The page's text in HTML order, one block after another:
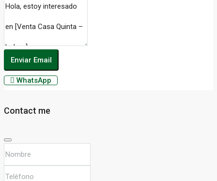
Enviar Email
WhatsApp
Contact me